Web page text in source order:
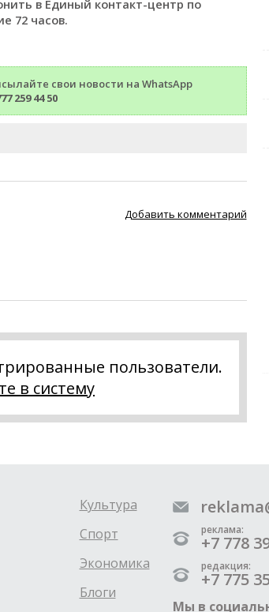
в Единый контакт-центр по
72 часов.
свои новости на WhatsApp
259 44 50
Добавить комментарий
пользователи.
в систему
Культура
Спорт
Экономика
Блоги
реклама:
+7 778
редакция:
+7 775
Мы в